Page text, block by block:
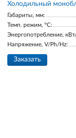
Холодильный
Габариты, мм:
Темп. режим, °С:
Энергопотребление,
Напряжение, V/Ph/Hz:
Заказать